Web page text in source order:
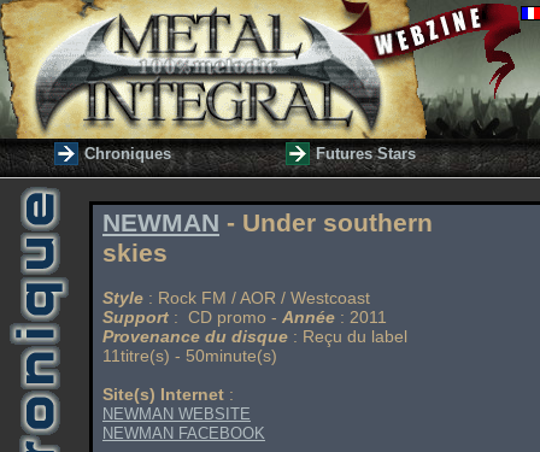
Chroniques Futures Stars
NEWMAN - Under southern
skies
Style : Rock FM / AOR / Westcoast
Support : CD promo - Année : 2011
Provenance du disque : Reçu du label
11titre(s) - 50minute(s)
Site(s) Internet :
NEWMAN WEBSITE
NEWMAN FACEBOOK